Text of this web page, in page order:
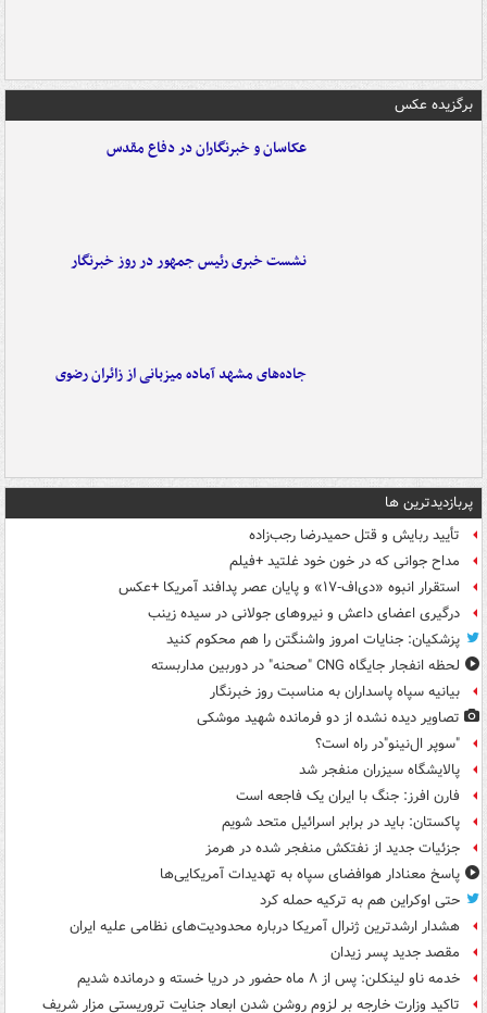
برگزیده عکس
عکاسان و خبرنگاران در دفاع مقدس
نشست خبری رئیس جمهور در روز خبرنگار
جاده‌های مشهد آماده میزبانی از زائران رضوی
پربازدیدترین ها
تأیید ربایش و قتل حمیدرضا رجب‌زاده
مداح جوانی که در خون خود غلتید +فیلم
استقرار انبوه «دی‌اف‑۱۷» و پایان عصر پدافند آمریکا +عکس
درگیری اعضای داعش و نیروهای جولانی در سیده زینب
پزشکیان: جنایات امروز واشنگتن را هم محکوم کنید
لحظه انفجار جایگاه CNG "صحنه" در دوربین مداربسته
بیانیه سپاه پاسداران به مناسبت روز خبرنگار
تصاویر دیده‌ نشده از دو فرمانده شهید موشکی
"سوپر ال‌نینو"در راه است؟
پالایشگاه سیزران منفجر شد
فارن افرز: جنگ با ایران یک فاجعه است
پاکستان: باید در برابر اسرائیل متحد شویم
جزئیات جدید از نفتکش منفجر شده در هرمز
پاسخ معنادار هوافضای سپاه به تهدیدات آمریکایی‌ها
حتی اوکراین هم به ترکیه حمله کرد
هشدار ارشدترین ژنرال آمریکا درباره محدودیت‌های نظامی علیه ایران
مقصد جدید پسر زیدان
خدمه ناو لینکلن: پس از ۸ ماه حضور در دریا خسته و درمانده‌ شدیم
تاکید وزارت خارجه بر لزوم روشن شدن ابعاد جنایت تروریستی مزار شریف